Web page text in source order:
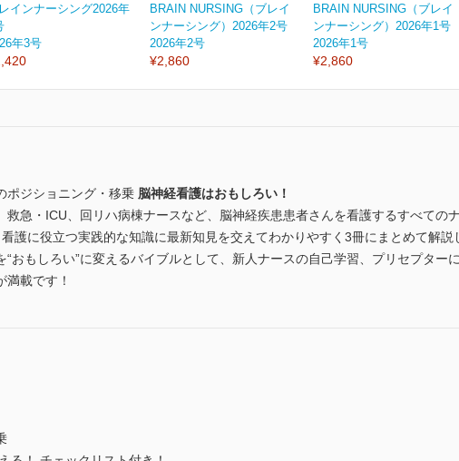
インナーシング2026年
年3号
BRAIN NURSING（ブレイ
ンナーシング）2026年2号
2026年2号
¥2,860
BRAIN NURSING（ブレイ
ンナーシング）2026年1号
2026年1号
¥2,860
ジショニング・移乗 脳神経看護はおもしろい！
急・ICU、回リハ病棟ナースなど、脳神経疾患患者さんを看護するすべての
護に役立つ実践的な知識に最新知見を交えてわかりやすく3冊にまとめて解説
おもしろい”に変えるバイブルとして、新人ナースの自己学習、プリセプター
載です！